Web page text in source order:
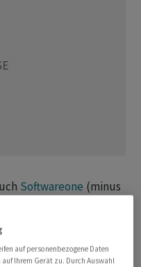
Softwareone (minus
auf personenbezogene Daten
Ihrem Gerät zu. Durch Auswahl